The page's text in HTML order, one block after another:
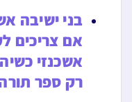
בני ישיבה
אם צריכים
אשכנזי
רק ספר